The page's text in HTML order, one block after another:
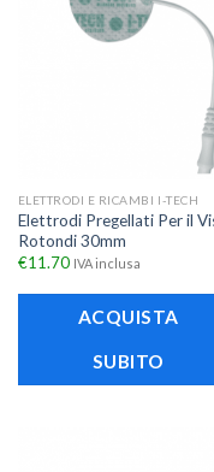
ELETTRODI E RICAMBI I-TECH
Elettrodi Pregellati Per il
Rotondi 30mm
€11.70 IVA inclusa
ACQUISTA
SUBITO